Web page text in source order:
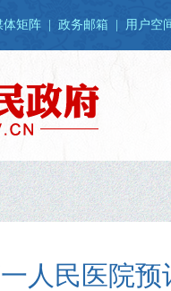
体矩阵 政务邮箱 用户空
人民医院